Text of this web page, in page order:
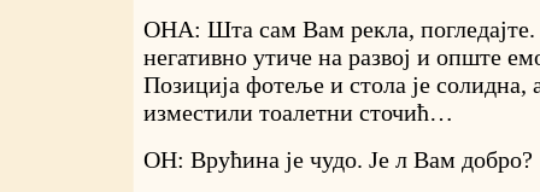
ОНА: Шта сам Вам рекла, погледајте.
негативно утиче на развој и опште
Позиција фотеље и стола је солидна,
изместили тоалетни сточић…
ОН: Врућина је чудо. Је л Вам добро?